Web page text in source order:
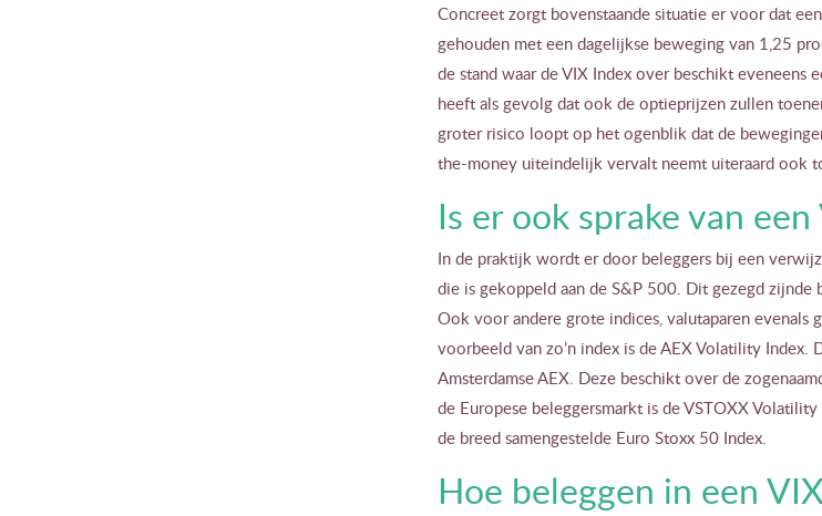
Concreet zorgt bovenstaande situatie er voor dat
gehouden met een dagelijkse beweging van 1,25
de stand waar de VIX Index over beschikt
heeft als gevolg dat ook de optieprijzen zullen
groter risico loopt op het ogenblik dat de
the-money uiteindelijk vervalt neemt uiteraard ook
Is er ook sprake van
In de praktijk wordt er door beleggers bij een
die is gekoppeld aan de S&P 500. Dit gezegd
Ook voor andere grote indices, valutaparen
voorbeeld van zo’n index is de AEX Volatility Index.
Amsterdamse AEX. Deze beschikt over de
de Europese beleggersmarkt is de VSTOXX
de breed samengestelde Euro Stoxx 50 Index.
Hoe beleggen in een